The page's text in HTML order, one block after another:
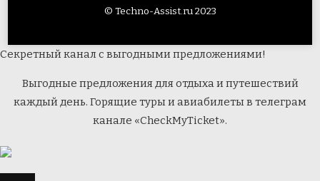
© Techno-Assist.ru 2023
Секретный канал с выгодными предложениями!
Выгодные предложения для отдыха и путешествий
каждый день. Горящие туры и авиабилеты в телеграм
канале «CheckMyTicket».